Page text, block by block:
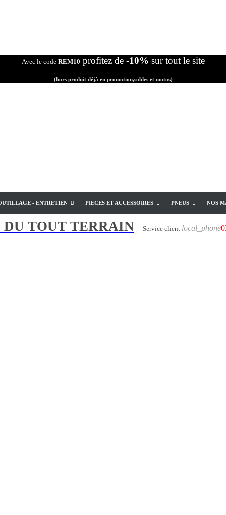
Avec le code REM10 profitez de -10% sur tout le site
(hors produit déjà en promotion,soldes et motos)
- ENTRETIEN PIECES ET ACCESSOIRES PNEUS NOS
DU TOUT TERRAIN - Service client local_phone